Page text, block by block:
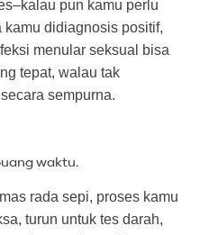
pun kamu perlu
didiagnosis positif,
menular seksual bisa
tepat, walau tak
sempurna.
waktu.
rada sepi, proses kamu
turun untuk tes darah,